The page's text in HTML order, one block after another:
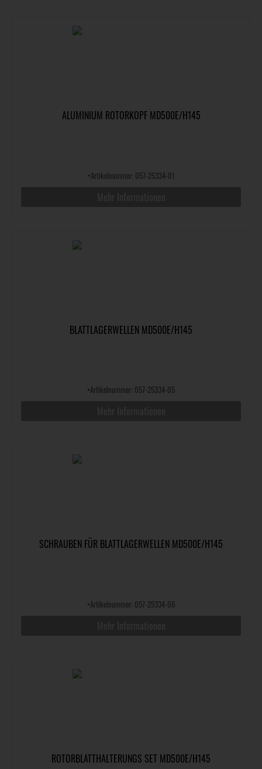
ALUMINIUM ROTORKOPF MD500E/H145
•Artikelnummer: 057-25334-01
BLATTLAGERWELLEN MD500E/H145
•Artikelnummer: 057-25334-05
SCHRAUBEN FÜR BLATTLAGERWELLEN MD500E/H145
•Artikelnummer: 057-25334-06
ROTORBLATTHALTERUNGS SET MD500E/H145